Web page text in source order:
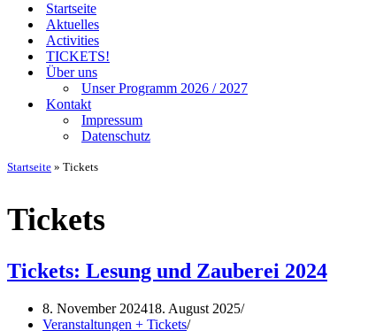
Startseite
Aktuelles
Activities
TICKETS!
Über uns
Unser Programm 2026 / 2027
Kontakt
Impressum
Datenschutz
Startseite » Tickets
Tickets
Tickets: Lesung und Zauberei 2024
8. November 202418. August 2025
Veranstaltungen + Tickets